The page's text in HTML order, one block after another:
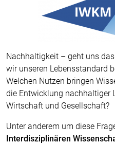
Nachhaltigkeit – geht uns
wir unseren Lebensstandard
Welchen Nutzen bringen
die Entwicklung nachhaltiger
Wirtschaft und Gesellschaft?
Unter anderem um diese
Interdisziplinären